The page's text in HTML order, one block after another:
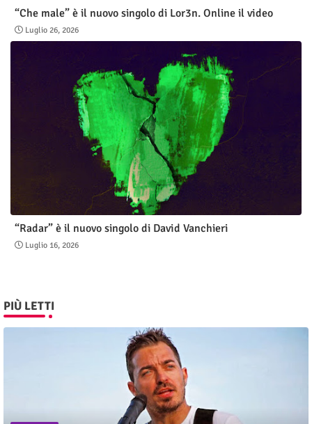
“Che male” è il nuovo singolo di Lor3n. Online il video
Luglio 26, 2026
“Radar” è il nuovo singolo di David Vanchieri
Luglio 16, 2026
PIÙ LETTI